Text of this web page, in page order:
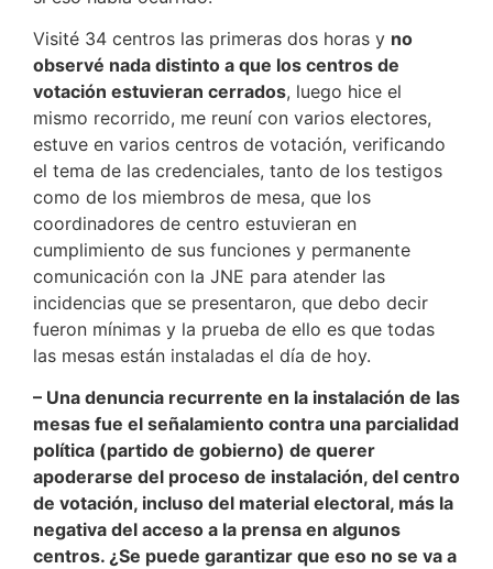
Visité 34 centros las primeras dos horas y no
observé nada distinto a que los centros de
votación estuvieran cerrados, luego hice el
mismo recorrido, me reuní con varios electores,
estuve en varios centros de votación, verificando
el tema de las credenciales, tanto de los testigos
como de los miembros de mesa, que los
coordinadores de centro estuvieran en
cumplimiento de sus funciones y permanente
comunicación con la JNE para atender las
incidencias que se presentaron, que debo decir
fueron mínimas y la prueba de ello es que todas
las mesas están instaladas el día de hoy.
– Una denuncia recurrente en la instalación de las
mesas fue el señalamiento contra una parcialidad
política (partido de gobierno) de querer
apoderarse del proceso de instalación, del centro
de votación, incluso del material electoral, más la
negativa del acceso a la prensa en algunos
centros. ¿Se puede garantizar que eso no se va a